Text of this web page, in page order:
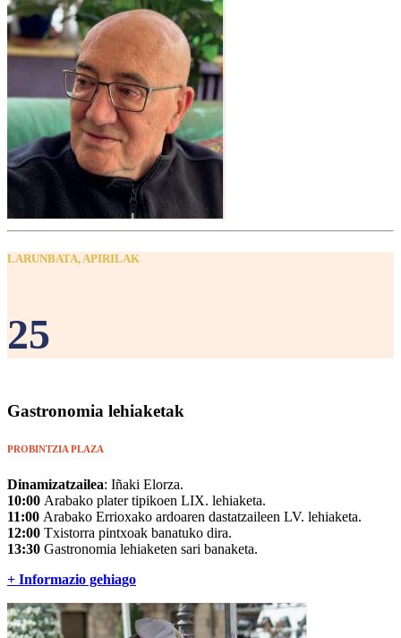
LARUNBATA, APIRILAK
25
Gastronomia lehiaketak
PROBINTZIA PLAZA
Dinamizatzailea: Iñaki Elorza.
10:00 Arabako plater tipikoen LIX. lehiaketa.
11:00 Arabako Errioxako ardoaren dastatzaileen LV. lehiaketa.
12:00 Txistorra pintxoak banatuko dira.
13:30 Gastronomia lehiaketen sari banaketa.
+ Informazio gehiago